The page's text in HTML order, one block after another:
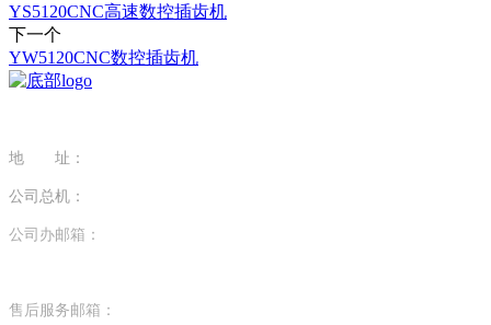
YS5120CNC高速数控插齿机
下一个
YW5120CNC数控插齿机
地 址：
公司总机：
公司办邮箱：
售后服务邮箱：